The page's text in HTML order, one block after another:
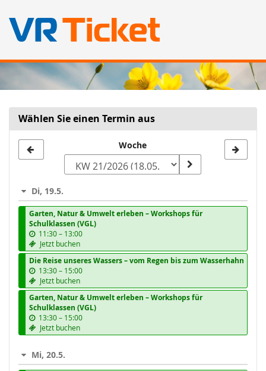
springen
Wählen Sie einen Termin aus
zur
auswählen
Woche
Di, 19.5.
Garten, Natur & Umwelt erleben – Workshops für
Schulklassen (VGL)
11:30–b
i
s
13:00
Jetzt buchen
Die Reise unseres Wassers – vom Regen bis zum Wasserhahn
13:30–b
i
s
15:00
Jetzt buchen
Garten, Natur & Umwelt erleben – Workshops für
Schulklassen (VGL)
13:30–b
i
s
15:00
Jetzt buchen
Mi, 20.5.